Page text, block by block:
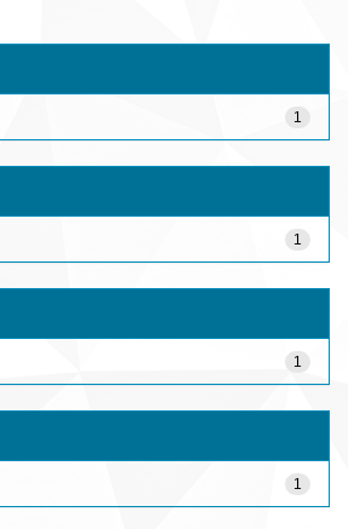
1
1
1
1